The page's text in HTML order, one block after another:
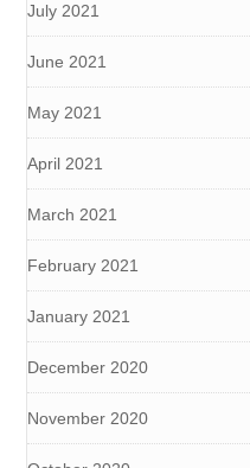
July 2021
June 2021
May 2021
April 2021
March 2021
February 2021
January 2021
December 2020
November 2020